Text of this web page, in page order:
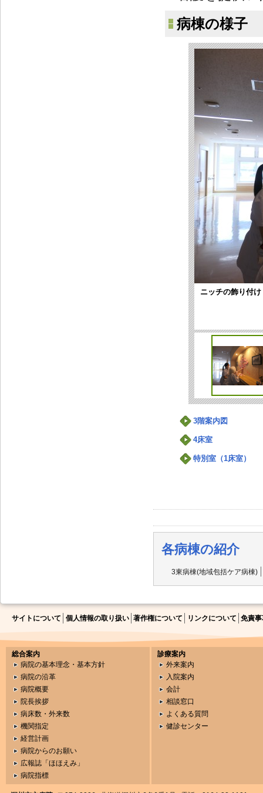
病棟の様子
ニッチの飾り付け
3階案内図
4床室
特別室（1床室）
各病棟の紹介
3東病棟(地域包括ケア病棟)
サイトについて 個人情報の取り扱い 著作権について リンクについて 免責
総合案内
病院の基本理念・基本方針
病院の沿革
病院概要
院長挨拶
病床数・外来数
機関指定
経営計画
病院からのお願い
広報誌「ほほえみ」
病院指標
診療案内
外来案内
入院案内
会計
相談窓口
よくある質問
健診センター